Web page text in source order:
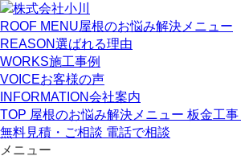
ROOF MENU屋根のお悩み解決メニュー
REASON選ばれる理由
WORKS施工事例
VOICEお客様の声
INFORMATION会社案内
TOP 屋根のお悩み解決メニュー 板金工事
無料見積・ご相談 電話で相談
メニュー